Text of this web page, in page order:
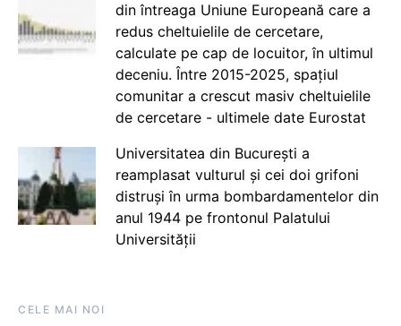
din întreaga Uniune Europeană care a
redus cheltuielile de cercetare,
calculate pe cap de locuitor, în ultimul
deceniu. Între 2015-2025, spațiul
comunitar a crescut masiv cheltuielile
de cercetare - ultimele date Eurostat
Universitatea din București a
reamplasat vulturul și cei doi grifoni
distruși în urma bombardamentelor din
anul 1944 pe frontonul Palatului
Universității
CELE MAI NOI